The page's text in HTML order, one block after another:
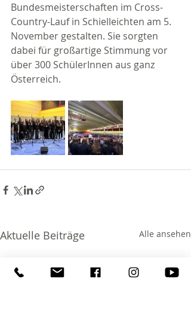
Bundesmeisterschaften im Cross-
Country-Lauf in Schielleichten am 5.
November gestalten. Sie sorgten
dabei für großartige Stimmung vor
über 300 SchülerInnen aus ganz
Österreich.
Aktuelle Beiträge Alle ansehen